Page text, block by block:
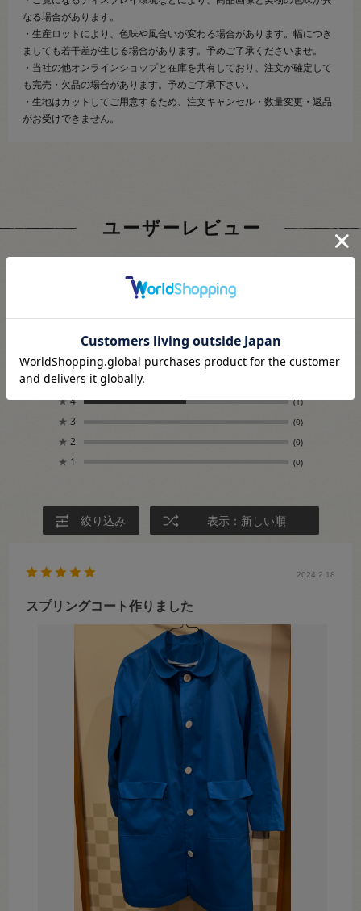
なる場合があります。
・生産ロットにより、色味や風合いが変わる場合があります。幅につき
ましても若干差が生じる場合があります。予めご了承くださいませ。
・当社の他オンラインショップと在庫を共有しており、注文が確定して
も完売・欠品の場合があります。予めご了承下さい。
・生地はカットしてご用意するため、注文キャンセル・数量変更・返品
がお受けできません。
ユーザーレビュー
4.5
レビュー件数：2件
★5
★4 (1)
★ 3 (0)
★ 2 (0)
★ 1 (0)
絞り込み 表示：新しい順
2024.2.18
スプリングコート作りました